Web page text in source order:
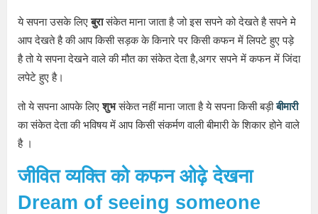
ये सपना उसके लिएबुरासंकेत माना जाता है जो इस सपने को देखते है सपने मे
आप देखते है की आप किसी सड़क के किनारे पर किसी कफन में लिपटे हुए पड़े
है तो ये सपना देखने वाले की मौत का संकेत देता है,अगर सपने में कफन में जिंदा
लपेटे हुए है।
तो ये सपना आपके लिएशुभसंकेत नहीं माना जाता है ये सपना किसी बड़ीबीमारी
का संकेत देता की भविषय में आप किसी संकर्मण वाली बीमारी के शिकार होने वाले
है ।
जीवित व्यक्ति को कफन ओढ़े देखना
Dream of seeing someone